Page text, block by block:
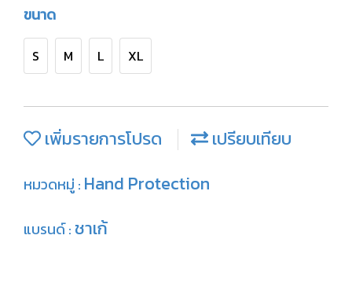
ขนาด
S M L XL
เพิ่มรายการโปรด เปรียบเทียบ
หมวดหมู่ : Hand Protection
แบรนด์ :ชาเก้